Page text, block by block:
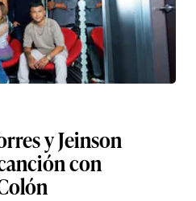
y Jeinson
con